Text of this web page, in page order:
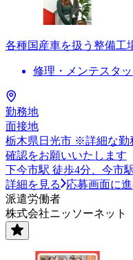
各種国産車を扱う整備工
修理・メンテスタッ
勤務地
面接地
栃木県日光市 ※詳細な勤
確認をお願いいたします
下今市駅 徒歩4分、今市
詳細を見る
応募画面に
派遣労働者
株式会社ニッソーネット